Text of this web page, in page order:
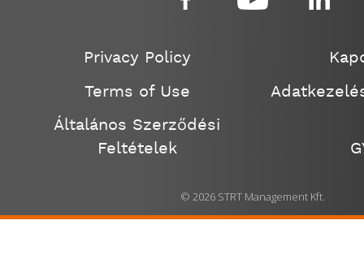
Privacy Policy
Terms of Use
Általános Szerződési
Feltételek
© 2026 STRT Management Kft.